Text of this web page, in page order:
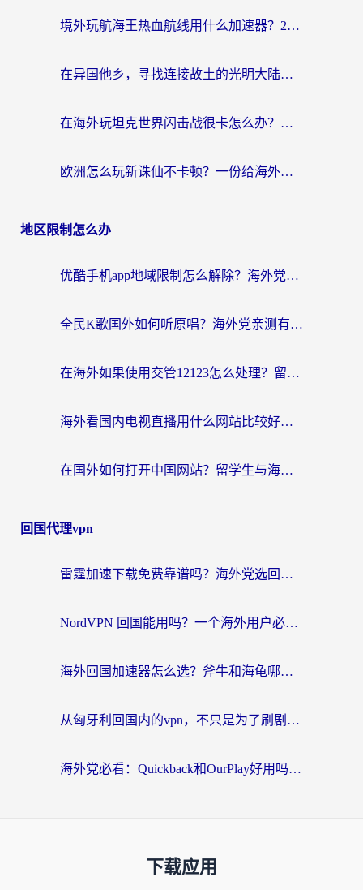
境外玩航海王热血航线用什么加速器？2026海外玩家实测最优方案（附欧洲问道堡垒前线加速技巧）
在异国他乡，寻找连接故土的光明大陆免费加速器
在海外玩坦克世界闪击战很卡怎么办？老玩家亲测有效的加速器选择指南
欧洲怎么玩新诛仙不卡顿？一份给海外游子的国服游戏畅玩指南
地区限制怎么办
优酷手机app地域限制怎么解除？海外党亲测有效的追剧方案
全民K歌国外如何听原唱？海外党亲测有效的回国加速器选择指南
在海外如果使用交管12123怎么处理？留学生亲测有效的回国加速方案
海外看国内电视直播用什么网站比较好？一篇解决你所有追剧难题的实用指南
在国外如何打开中国网站？留学生与海外华人的无缝访问指南
回国代理vpn
雷霆加速下载免费靠谱吗？海外党选回国加速器的避坑指南（附热门工具对比）
NordVPN 回国能用吗？一个海外用户必须面对的真实困境
海外回国加速器怎么选？斧牛和海龟哪个好？一篇帮你避开坑的实用指南
从匈牙利回国内的vpn，不只是为了刷剧那么简单
海外党必看：Quickback和OurPlay好用吗？3分钟选对回国加速器，无缝刷剧玩游戏
下载应用